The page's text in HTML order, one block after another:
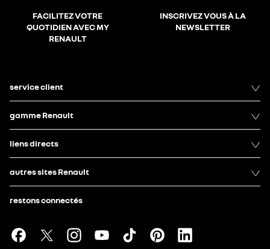
FACILITEZ VOTRE
QUOTIDIEN AVEC MY
RENAULT
INSCRIVEZ VOUS À LA
NEWSLETTER
service client
gamme Renault
liens directs
autres sites Renault
restons connectés